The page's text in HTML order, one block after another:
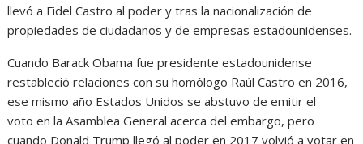
llevó a Fidel Castro al poder y tras la nacionalización de
propiedades de ciudadanos y de empresas estadounidenses.
Cuando Barack Obama fue presidente estadounidense
restableció relaciones con su homólogo Raúl Castro en 2016,
ese mismo año Estados Unidos se abstuvo de emitir el
voto en la Asamblea General acerca del embargo, pero
cuando Donald Trump llegó al poder en 2017 volvió a votar en